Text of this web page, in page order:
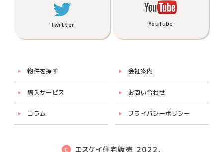
Twitter YouTube
物件を探す
購入サービス
コラム
会社案内
お問い合わせ
プライバシーポリシー